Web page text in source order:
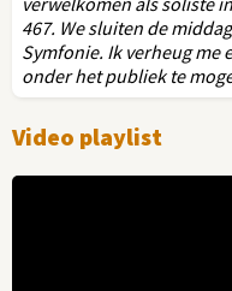
467. We sluiten de
Symfonie. Ik verheug
onder het publiek te
Video playlist